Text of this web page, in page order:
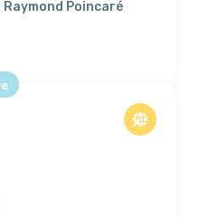
Raymond Poincaré